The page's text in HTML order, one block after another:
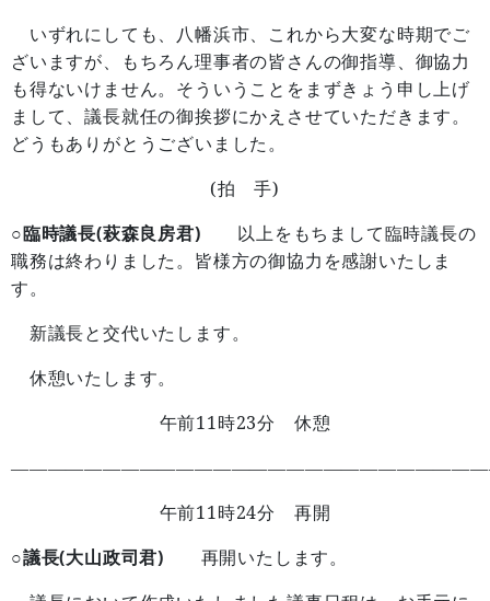
いずれにしても、八幡浜市、これから大変な時期でご
ざいますが、もちろん理事者の皆さんの御指導、御協力
も得ないけません。そういうことをまずきょう申し上げ
まして、議長就任の御挨拶にかえさせていただきます。
どうもありがとうございました。
(拍 手)
○臨時議長(萩森良房君) 以上をもちまして臨時議長の
職務は終わりました。皆様方の御協力を感謝いたしま
す。
新議長と交代いたします。
休憩いたします。
午前11時23分 休憩
午前11時24分 再開
○議長(大山政司君) 再開いたします。